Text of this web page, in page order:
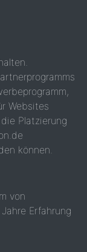
Websites
Platzierung
können.
von
Erfahrung